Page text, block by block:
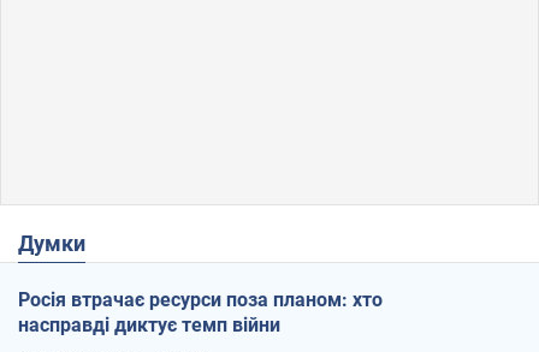
Думки
Росія втрачає ресурси поза планом: хто
насправді диктує темп війни